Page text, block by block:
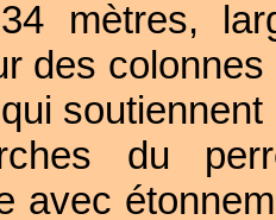
mètres,
des
du
avec